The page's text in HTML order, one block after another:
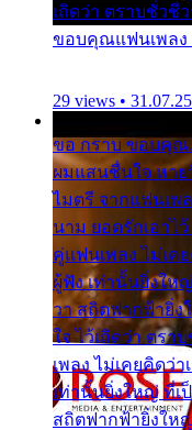
เถิดว่า ตราบชั่วชี
ขอบคุณแฟนเพลง -
29 views •
ขอ กราบ ขอบคุณ
ผมแสนชื่นใจ หาย
ไมตรี จากแฟนเ
นาม ยอดรักเอาไ
คู่แฟนเพลง ไม่เค
ผู้ฟัง เท่านั้นยิ่งให
วา สถิตฟากฟ้ายิ่ง
ใจ ไว้เถิดว่า ตร
เพลง ไม่เคยคิดว่
เท่านั้นยิ่งใหญ่ ที่เ
สถิตฟากฟ้ายิ่งให